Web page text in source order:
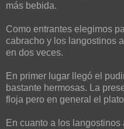
más bebida.
Como entrantes elegimos
cabracho y los langostinos
en dos veces.
En primer lugar llegó el
bastante hermosas. La
floja pero en general el
En cuanto a los